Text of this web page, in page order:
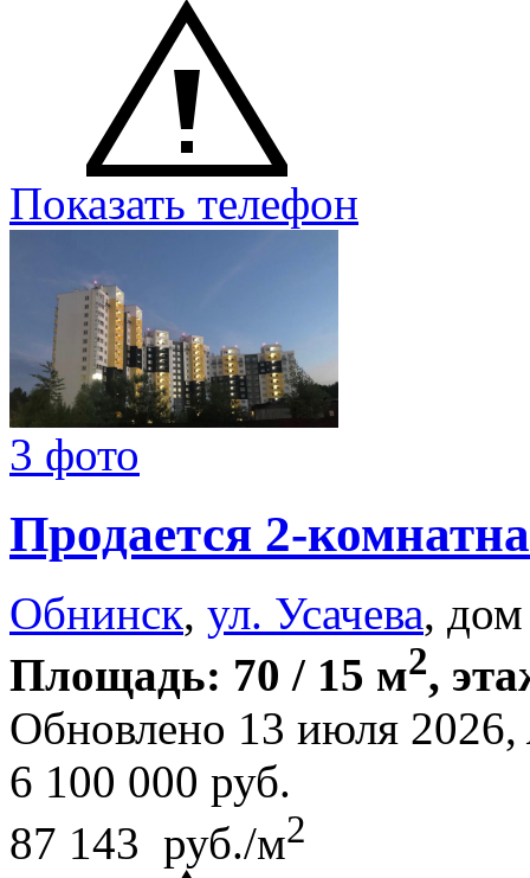
Показать телефон
3 фото
Продается 2-
Обнинск, ул. Усачева,
Площадь: 70 / 15 м2,
Обновлено 13 июля 2026,
6 100 000 руб.
87 143 руб./м2